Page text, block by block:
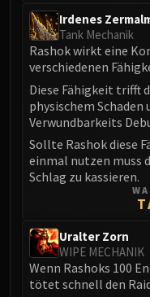
Irdenes
Tank Mechanik
Rashok wirkt eine
verschiedenen
Diese Fähigkeit trifft
physischem Schaden
Verwundbarkeits
Sollte Rashok diese
einmal nutzen muss
Schlag zu kassieren.
Uralter Zorn
WIPE MECHANIK
Wenn Rashoks 100
tötet schnell den